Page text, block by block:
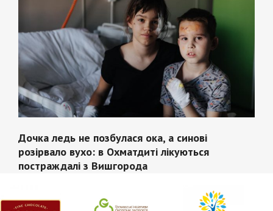
Дочка ледь не позбулася ока, а синові
розірвало вухо: в Охматдиті лікуються
постраждалі з Вишгорода